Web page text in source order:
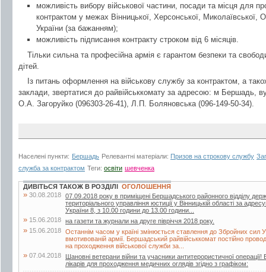
можливість вибору військової частини, посади та місця для
контрактом у межах Вінницької, Херсонської, Миколаївської,
України (за бажанням);
можливість підписання контракту строком від 6 місяців.
Тільки сильна та професійна армія є гарантом безпеки та
дітей.
Із питань оформлення на військову службу за контрактом, а
заклади, звертатися до райвійськкомату за адресою: м Бершадь,
О.А. Загоруйко (096303-26-41), Л.П. Боляновська (096-149-50-34).
Населені пункти: Бершадь Релевантні матеріали: Призов на строкову службу
служба за контрактом Теги: освіти шевченка
ДИВІТЬСЯ ТАКОЖ В РОЗДІЛІ ОГОЛОШЕННЯ
» 30.08.2018 07.09.2018 року в приміщені Бершадського районного відділу
територіального управління юстиції у Вінницькій області за
України 8, з 10.00 години до 13.00 години...
» 15.06.2018 на газети та журнали на друге півріччя 2018 року.
» 15.06.2018 Останнім часом у країні змінюється ставлення до Збройних сил
вмотивованій армії. Бершадський райвійськкомат постійно
на проходження військової служби за...
» 07.04.2018
Шановні ветерани війни та учасники антитерористичної
лікарів для проходження медичних оглядів згідно з графіком: